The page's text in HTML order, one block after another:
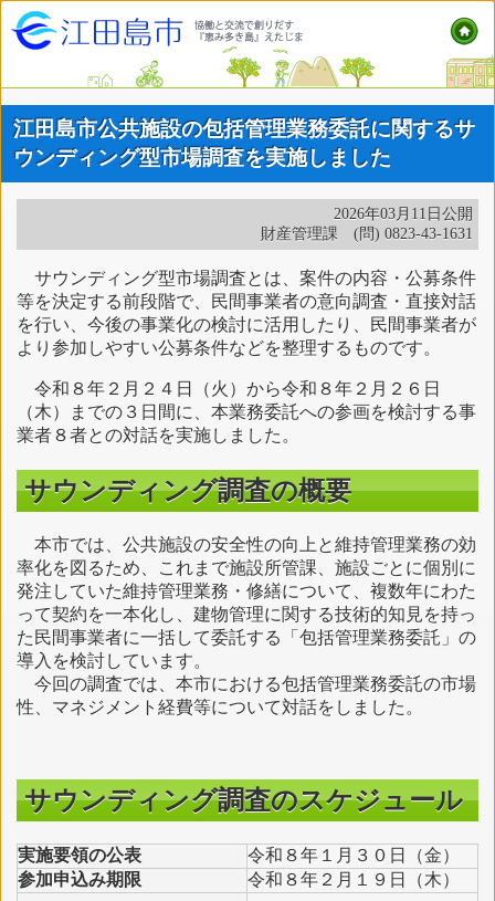
江田島市公共施設の包括管理業務委託に関するサ
ウンディング型市場調査を実施しました
2026年03月11日公開
財産管理課 (問) 0823-43-1631
サウンディング型市場調査とは、案件の内容・公募条件
等を決定する前段階で、民間事業者の意向調査・直接対話
を行い、今後の事業化の検討に活用したり、民間事業者が
より参加しやすい公募条件などを整理するものです。
令和８年２月２４日（火）から令和８年２月２６日
（木）までの３日間に、本業務委託への参画を検討する事
業者８者との対話を実施しました。
サウンディング調査の概要
本市では、公共施設の安全性の向上と維持管理業務の効
率化を図るため、これまで施設所管課、施設ごとに個別に
発注していた維持管理業務・修繕について、複数年にわた
って契約を一本化し、建物管理に関する技術的知見を持っ
た民間事業者に一括して委託する「包括管理業務委託」の
導入を検討しています。
今回の調査では、本市における包括管理業務委託の市場
性、マネジメント経費等について対話をしました。
サウンディング調査のスケジュール
実施要領の公表
令和８年１月３０日（金）
参加申込み期限
令和８年２月１９日（木）